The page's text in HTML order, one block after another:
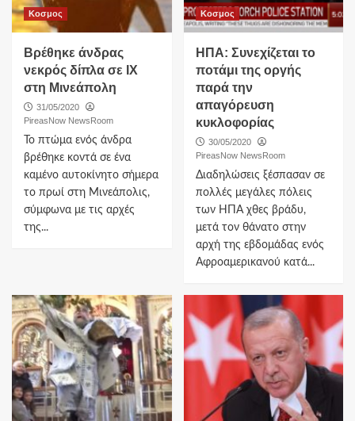
Κοσμος
Βρέθηκε άνδρας
νεκρός δίπλα σε ΙΧ
στη Μινεάπολη
31/05/2020
PireasNow NewsRoom
Το πτώμα ενός άνδρα
βρέθηκε κοντά σε ένα
καμένο αυτοκίνητο σήμερα
το πρωί στη Μινεάπολις,
σύμφωνα με τις αρχές
της...
Κοσμος
ΗΠΑ: Συνεχίζεται το
ποτάμι της οργής
παρά την
απαγόρευση
κυκλοφορίας
30/05/2020
PireasNow NewsRoom
Διαδηλώσεις ξέσπασαν σε
πολλές μεγάλες πόλεις
των ΗΠΑ χθες βράδυ,
μετά τον θάνατο στην
αρχή της εβδομάδας ενός
Αφροαμερικανού κατά...